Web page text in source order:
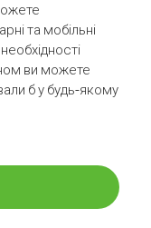
та мобільні
ви можете
б у будь-якому